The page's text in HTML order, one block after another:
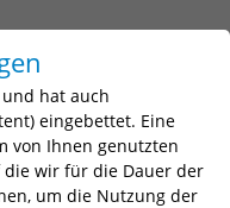
der BVS
und hat auch
eingebettet. Eine
von Ihnen genutzten
wir für die Dauer der
um die Nutzung der